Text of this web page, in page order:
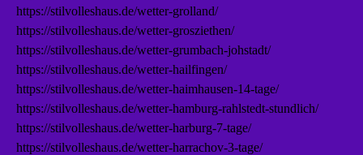
https://stilvolleshaus.de/wetter-grolland/
https://stilvolleshaus.de/wetter-grosziethen/
https://stilvolleshaus.de/wetter-grumbach-johstadt/
https://stilvolleshaus.de/wetter-hailfingen/
https://stilvolleshaus.de/wetter-haimhausen-14-tage/
https://stilvolleshaus.de/wetter-hamburg-rahlstedt-stundlich/
https://stilvolleshaus.de/wetter-harburg-7-tage/
https://stilvolleshaus.de/wetter-harrachov-3-tage/